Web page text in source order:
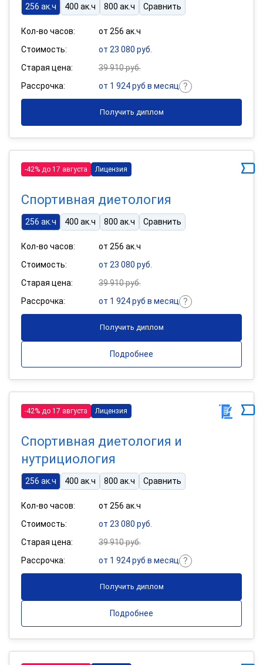
256 ак.ч 400 ак.ч 800 ак.ч Сравнить
Кол-во часов:
от 256 ак.ч
Стоимость:
от 23 080 руб.
Старая цена:
39 910 руб.
Рассрочка:
от 1 924 руб в месяц
Получить диплом
-42% до 17 августа Лицензия
Спортивная диетология
256 ак.ч 400 ак.ч 800 ак.ч Сравнить
Кол-во часов:
от 256 ак.ч
Стоимость:
от 23 080 руб.
Старая цена:
39 910 руб.
Рассрочка:
от 1 924 руб в месяц
Получить диплом
Подробнее
-42% до 17 августа Лицензия
Спортивная диетология и
нутрициология
256 ак.ч 400 ак.ч 800 ак.ч Сравнить
Кол-во часов:
от 256 ак.ч
Стоимость:
от 23 080 руб.
Старая цена:
39 910 руб.
Рассрочка:
от 1 924 руб в месяц
Получить диплом
Подробнее